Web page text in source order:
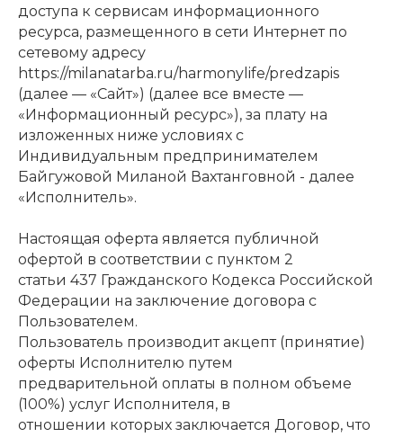
доступа к сервисам информационного
ресурса, размещенного в сети Интернет по
сетевому адресу
https://milanatarba.ru/harmonylife/predzapis
(далее — «Сайт») (далее все вместе —
«Информационный ресурс»), за плату на
изложенных ниже условиях с
Индивидуальным предпринимателем
Байгужовой Миланой Вахтанговной - далее
«Исполнитель».
Настоящая оферта является публичной
офертой в соответствии с пунктом 2
статьи 437 Гражданского Кодекса Российской
Федерации на заключение договора с
Пользователем.
Пользователь производит акцепт (принятие)
оферты Исполнителю путем
предварительной оплаты в полном объеме
(100%) услуг Исполнителя, в
отношении которых заключается Договор, что